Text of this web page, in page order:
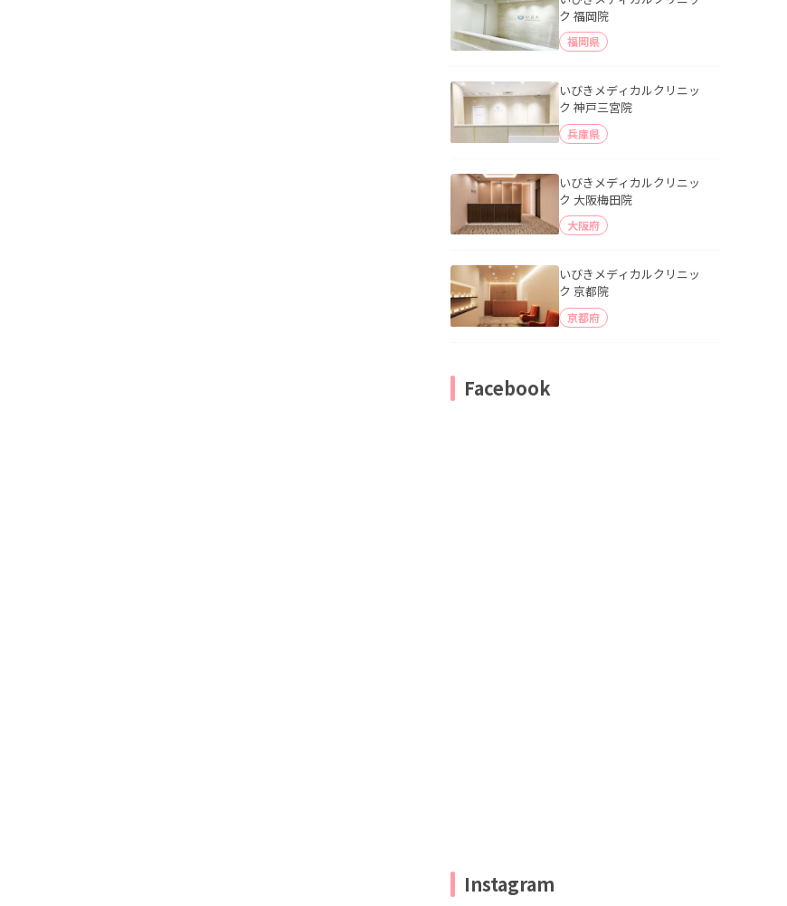
ク 福岡院
福岡県
いびきメディカルクリニッ
ク 神戸三宮院
兵庫県
いびきメディカルクリニッ
ク 大阪梅田院
大阪府
いびきメディカルクリニッ
ク 京都院
京都府
Facebook
Instagram